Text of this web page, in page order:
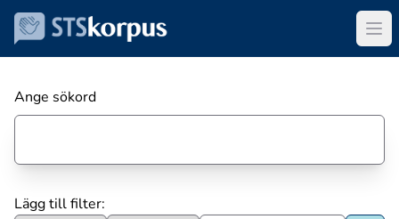
Ange sökord
Lägg till filter: